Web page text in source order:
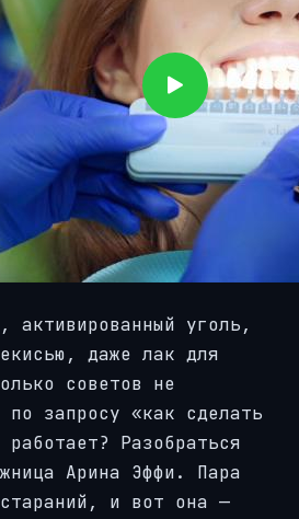
активированный уголь,
даже лак для
советов не
по запросу «как сделать
Разобраться
Арина Эффи. Пара
и вот она —